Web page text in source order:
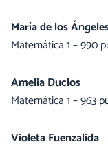
María de los
Matemática 1 – 990
Amelia Duclos
Matemática 1 – 963
Violeta Fuenzalida